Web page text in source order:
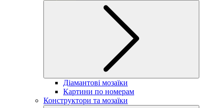
Діамантові мозаїки
Картини по номерам
Конструктори та мозаїки